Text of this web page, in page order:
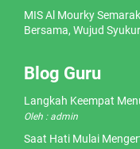
MIS Al Mourky
Bersama, Wujud
Blog Guru
Langkah Keempat
Oleh : admin
Saat Hati Mulai